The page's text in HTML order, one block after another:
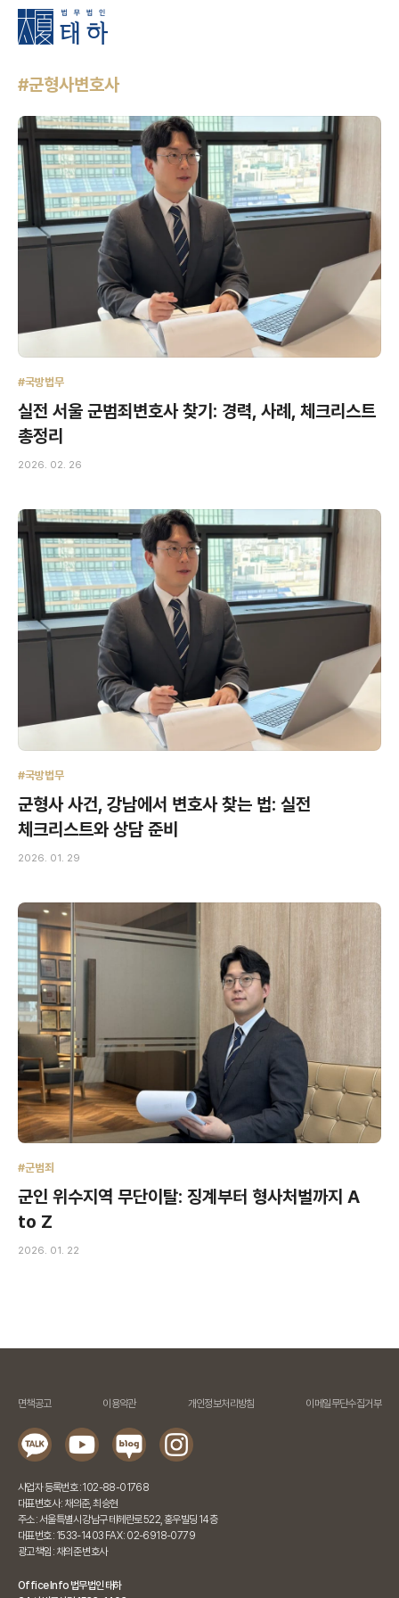
#군형사변호사
#국방법무
실전 서울 군범죄변호사 찾기: 경력, 사례, 체크리스트
총정리
2026. 02. 26
#국방법무
군형사 사건, 강남에서 변호사 찾는 법: 실전
체크리스트와 상담 준비
2026. 01. 29
#군범죄
군인 위수지역 무단이탈: 징계부터 형사처벌까지 A
to Z
2026. 01. 22
면책공고 이용약관 개인정보처리방침 이메일무단수집거부
사업자 등록번호 : 102-88-01768
대표변호사 : 채의준, 최승현
주소 : 서울특별시 강남구 테헤란로 522, 홍우빌딩 14층
대표번호 : 1533-1403 FAX : 02-6918-0779
광고책임 : 채의준 변호사
Office Info 법무법인 태하